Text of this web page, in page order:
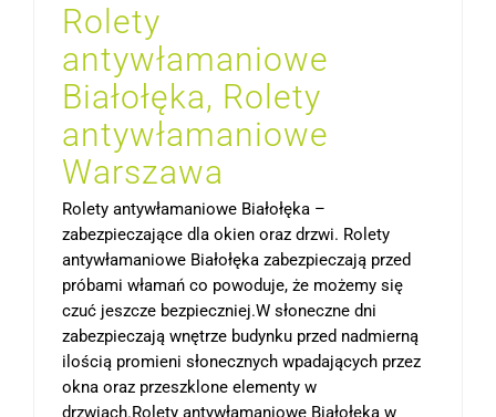
Rolety
antywłamaniowe
Białołęka, Rolety
antywłamaniowe
Warszawa
Rolety antywłamaniowe Białołęka –
zabezpieczające dla okien oraz drzwi. Rolety
antywłamaniowe Białołęka zabezpieczają przed
próbami włamań co powoduje, że możemy się
czuć jeszcze bezpieczniej.W słoneczne dni
zabezpieczają wnętrze budynku przed nadmierną
ilością promieni słonecznych wpadających przez
okna oraz przeszklone elementy w
drzwiach.Rolety antywłamaniowe Białołęka w